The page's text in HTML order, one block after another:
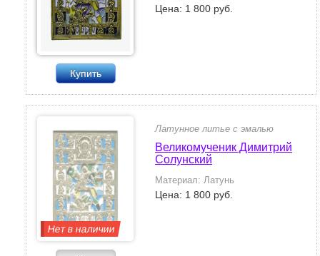
Купить
Цена: 1 800 руб.
Нет в наличии
Латунное литье с эмалью
Великомученик Димитрий
Солунский
Материал: Латунь
Цена: 1 800 руб.